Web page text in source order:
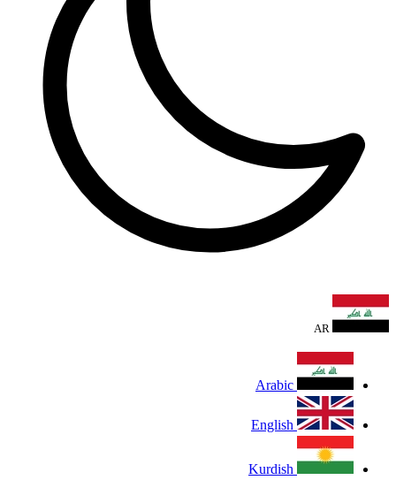
AR
Arabic
English
Kurdish